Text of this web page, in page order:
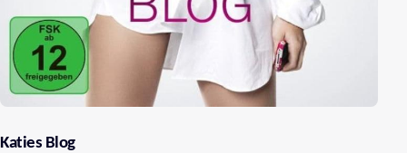
Katies Blog